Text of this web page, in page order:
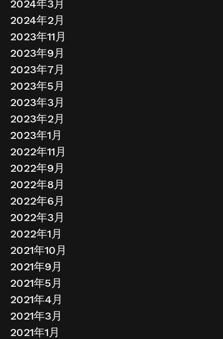
2024年3月
2024年2月
2023年11月
2023年9月
2023年7月
2023年5月
2023年3月
2023年2月
2023年1月
2022年11月
2022年9月
2022年8月
2022年6月
2022年3月
2022年1月
2021年10月
2021年9月
2021年5月
2021年4月
2021年3月
2021年1月